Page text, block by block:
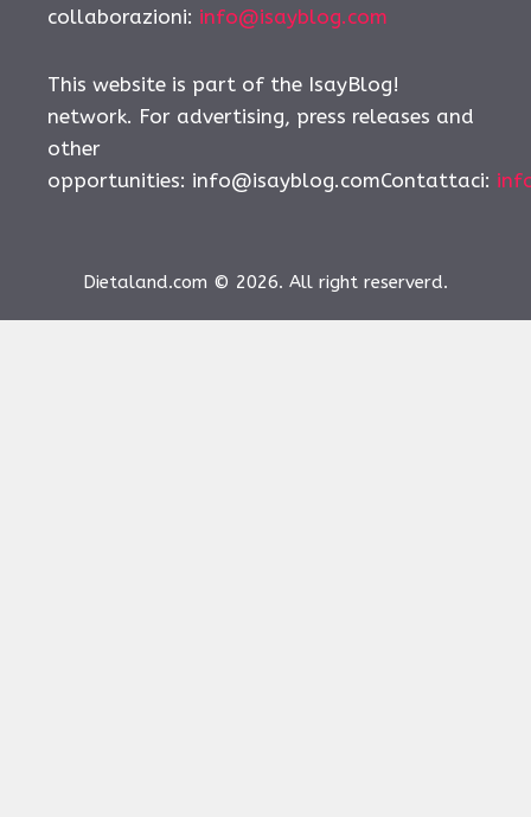
collaborazioni: info@isayblog.com
This website is part of the IsayBlog!
network. For advertising, press releases and
other
opportunities: info@isayblog.comContattaci:
Dietaland.com © 2026. All right reserverd.